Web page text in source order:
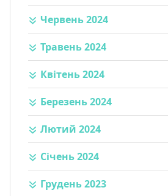
Червень 2024
Травень 2024
Квітень 2024
Березень 2024
Лютий 2024
Січень 2024
Грудень 2023